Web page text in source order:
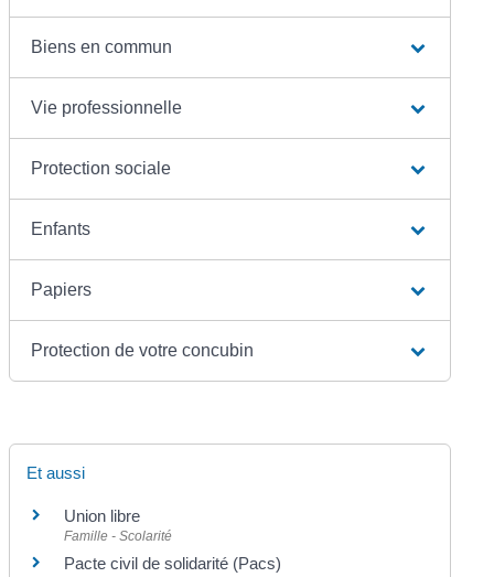
Biens en commun
Vie professionnelle
Protection sociale
Enfants
Papiers
Protection de votre concubin
Et aussi
Union libre
Famille - Scolarité
Pacte civil de solidarité (Pacs)